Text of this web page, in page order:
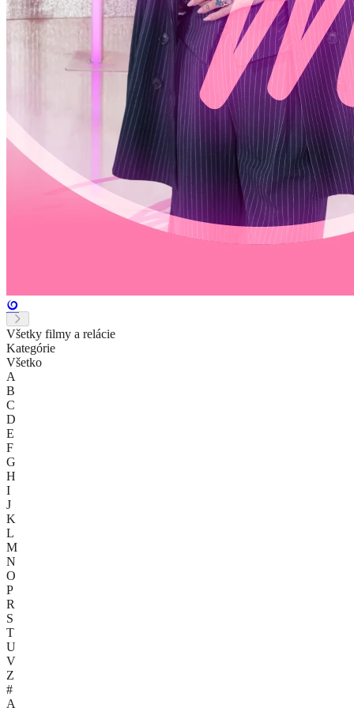
Všetky filmy a relácie
Kategórie
Všetko
A
B
C
D
E
F
G
H
I
J
K
L
M
N
O
P
R
S
T
U
V
Z
#
A